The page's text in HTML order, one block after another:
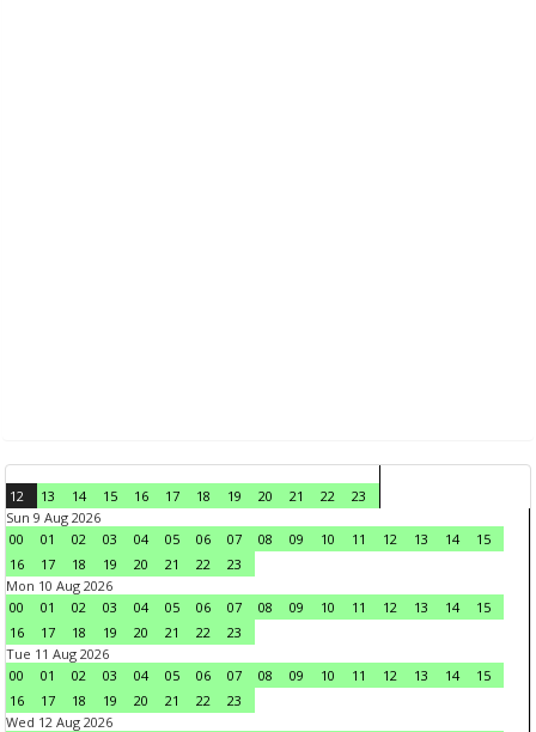
12 13 14 15 16 17 18 19 20 21 22
23
Sun 9 Aug 2026
00
01 02 03 04 05 06 07 08 09 10 11 12 13 14
15
16
17 18 19 20 21 22
23
Mon 10 Aug 2026
00
01 02 03 04 05 06 07 08 09 10 11 12 13 14
15
16
17 18 19 20 21 22
23
Tue 11 Aug 2026
00
01 02 03 04 05 06 07 08 09 10 11 12 13 14
15
16
17 18 19 20 21 22
23
Wed 12 Aug 2026